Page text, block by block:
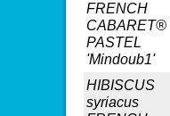
FRENCH
CABARET®
PASTEL
'Mindoub1'
HIBISCUS
syriacus